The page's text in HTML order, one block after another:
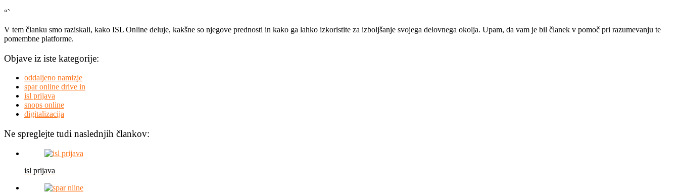
“`
V tem članku smo raziskali, kako ISL Online deluje, kakšne so njegove prednosti in kako ga lahko izkoristite za izboljšanje svojega delovnega okolja. Upam, da vam je bil članek v pomoč pri razumevanju te
pomembne platforme.
Objave iz iste kategorije:
oddaljeno namizje
spar online drive in
isl prijava
snops online
digitalizacija
Ne spreglejte tudi naslednjih člankov:
isl prijava